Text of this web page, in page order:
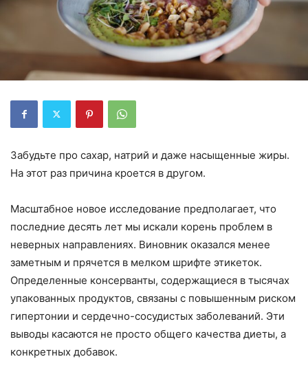
Забудьте про сахар, натрий и даже насыщенные жиры.
На этот раз причина кроется в другом.
Масштабное новое исследование предполагает, что
последние десять лет мы искали корень проблем в
неверных направлениях. Виновник оказался менее
заметным и прячется в мелком шрифте этикеток.
Определенные консерванты, содержащиеся в тысячах
упакованных продуктов, связаны с повышенным риском
гипертонии и сердечно-сосудистых заболеваний. Эти
выводы касаются не просто общего качества диеты, а
конкретных добавок.